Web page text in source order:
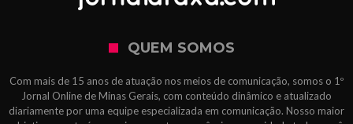
QUEM SOMOS
Com mais de 15 anos de atuação nos meios de comunicação, somos o 1º
Jornal Online de Minas Gerais, com conteúdo dinâmico e atualizado
diariamente por uma equipe especializada em comunicação. Nosso maior